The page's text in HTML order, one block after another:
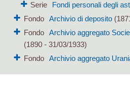
Serie
Fondi personali degli
Fondo
Archivio di deposito
Fondo
Archivio aggregato
(1890 - 31/03/1933)
Fondo
Archivio aggregato